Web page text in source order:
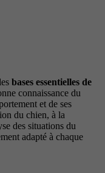
bases essentielles de
connaissance du
et de ses
du chien, à la
des situations du
adapté à chaque